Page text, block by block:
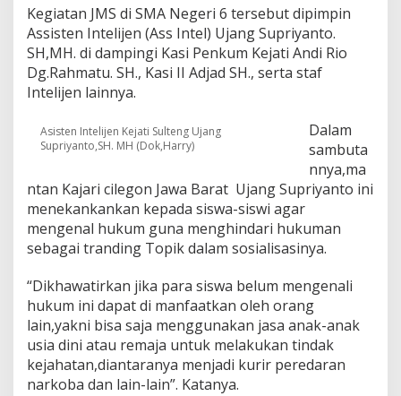
N
E
G
E
R
P
A
U
Kegiatan JMS di SMA Negeri 6 tersebut dipimpin
Assisten Intelijen (Ass Intel) Ujang Supriyanto.
SH,MH. di dampingi Kasi Penkum Kejati Andi Rio
Dg.Rahmatu. SH., Kasi II Adjad SH., serta staf
Intelijen lainnya.
Asisten Intelijen Kejati Sulteng Ujang
Supriyanto,SH. MH (Dok,Harry)
Dalam
sambuta
nnya,ma
ntan Kajari cilegon Jawa Barat Ujang Supriyanto ini
menekankankan kepada siswa-siswi agar
mengenal hukum guna menghindari hukuman
sebagai tranding Topik dalam sosialisasinya.
“Dikhawatirkan jika para siswa belum mengenali
hukum ini dapat di manfaatkan oleh orang
lain,yakni bisa saja menggunakan jasa anak-anak
usia dini atau remaja untuk melakukan tindak
kejahatan,diantaranya menjadi kurir peredaran
narkoba dan lain-lain”. Katanya.